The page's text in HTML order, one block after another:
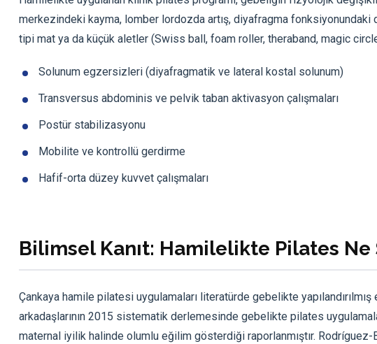
merkezindeki kayma, lomber lordozda artış, diyafragma
tipi mat ya da küçük aletler (Swiss ball, foam roller, theraband, magic
Solunum egzersizleri (diyafragmatik ve lateral kostal solunum)
Transversus abdominis ve pelvik taban aktivasyon çalışmaları
Postür stabilizasyonu
Mobilite ve kontrollü gerdirme
Hafif-orta düzey kuvvet çalışmaları
Bilimsel Kanıt: Hamilelikte Pilates Ne
Çankaya hamile pilatesi uygulamaları literatürde gebelikte
arkadaşlarının 2015 sistematik derlemesinde gebelikte pilates
maternal iyilik halinde olumlu eğilim gösterdiği raporlanmıştır. Rodríguez-